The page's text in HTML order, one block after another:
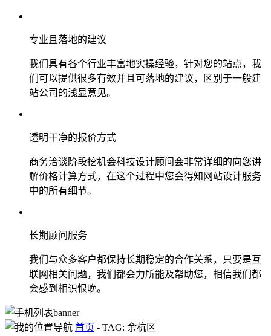
专业且落地的建议
我们具有各个行业丰富地实操经验，针对您的站点，我
们可以提供很多有效并且可落地的建议，区别于一般建
站公司的浅显意见。
透明干净的报价方式
商务洽谈阶段挖机会科技设计顾问会非常详细的向您讲
解价格计算方式，在这个过程中您会得知网站设计服务
中的所有细节。
长期顾问服务
我们与众多客户都保持长期稳定的合作关系，只要是互
联网相关问题，我们都会力所能及帮助您，相信我们都
会感到相识恨晚。
首页 - TAG: 余杭区